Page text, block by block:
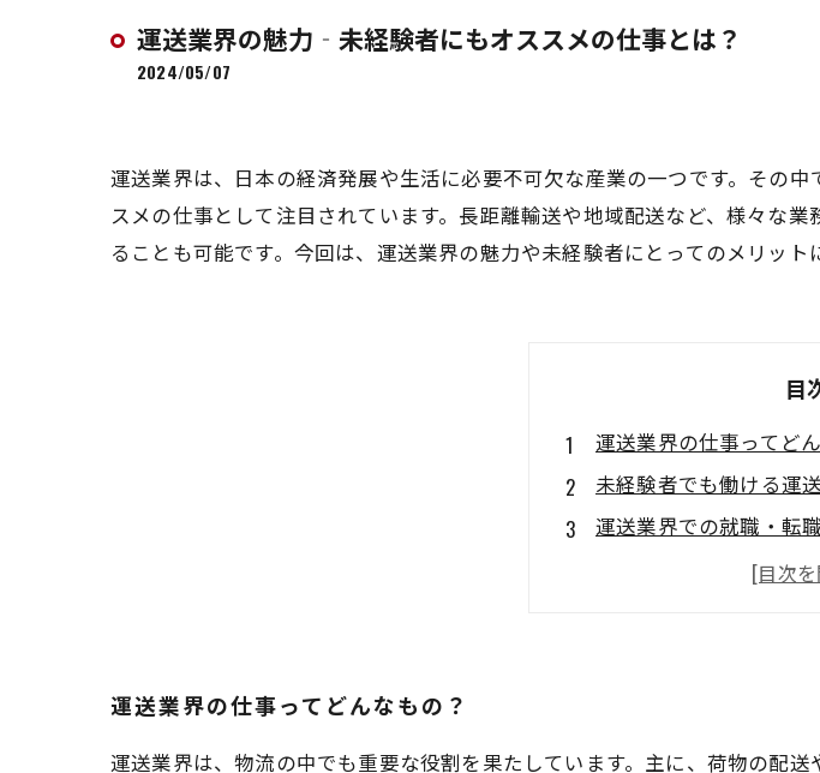
運送業界の魅力‐未経験者にもオススメの仕事とは？
2024/05/07
運送業界は、日本の経済発展や生活に必要不可欠な産業の一つです。その
スメの仕事として注目されています。長距離輸送や地域配送など、様々な
ることも可能です。今回は、運送業界の魅力や未経験者にとってのメリット
目
運送業界の仕事ってど
未経験者でも働ける運
運送業界での就職・転
運送業界の仕事でのや
運送業界の仕事ってどんなもの？
運送業界は、物流の中でも重要な役割を果たしています。主に、荷物の配